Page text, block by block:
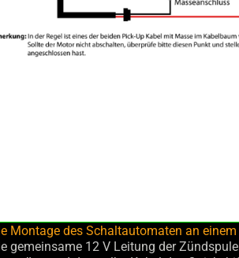
Montage des Schaltautomaten an
gemeinsame 12 V Leitung der